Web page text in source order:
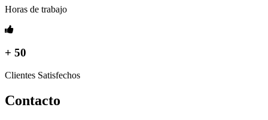
Horas de trabajo
+ 50
Clientes Satisfechos
Contacto